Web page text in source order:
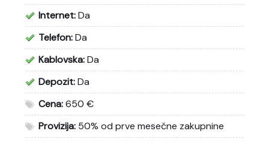
Internet:Da
Telefon:Da
Kablovska:Da
Depozit:Da
Cena:650 €
Provizija: 50% od prve mesečne zakupnine